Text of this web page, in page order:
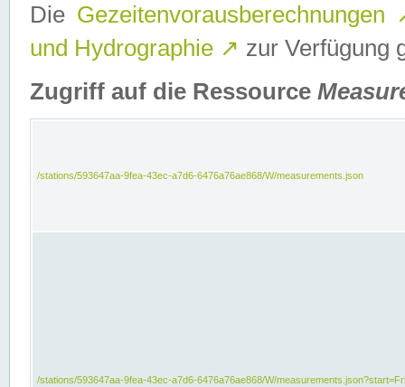
Die Gezeitenvorausberechnungen
und Hydrographie ↗ zur Verfügung
Zugriff auf die Ressource
/stations/593647aa-9fea-43ec-a7d6-6476a76ae868/W/measurements.json
/stations/593647aa-9fea-43ec-a7d6-6476a76ae868/W/